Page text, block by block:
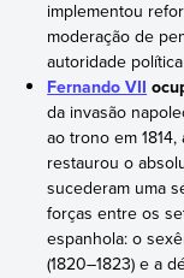
implementou
moderação de
autoridade
Fernando VII
da invasão
ao trono em
restaurou o
sucederam uma
forças entre os
espanhola: o
(1820–1823) e a